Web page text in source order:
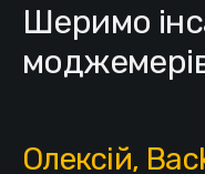
Шеримо
Олексій,